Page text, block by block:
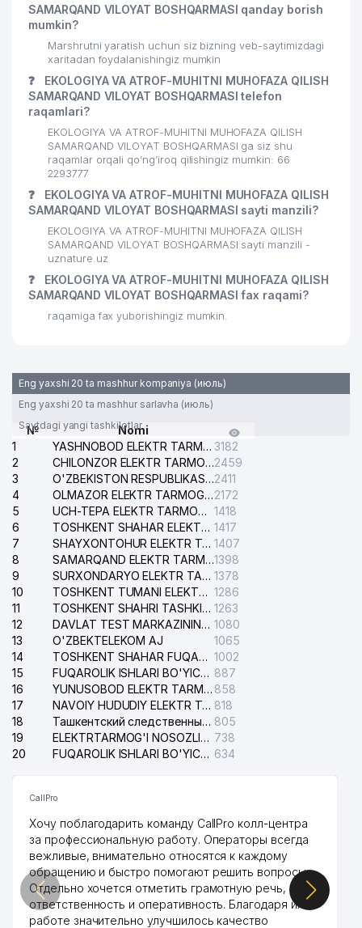
SAMARQAND VILOYAT BOSHQARMASI qanday borish
mumkin?
Marshrutni yaratish uchun siz bizning veb-saytimizdagi
xaritadan foydalanishingiz mumkin
❓
EKOLOGIYA VA ATROF-MUHITNI MUHOFAZA QILISH
SAMARQAND VILOYAT BOSHQARMASI telefon
raqamlari?
EKOLOGIYA VA ATROF-MUHITNI MUHOFAZA QILISH
SAMARQAND VILOYAT BOSHQARMASI ga siz shu
raqamlar orqali qo’ng’iroq qilishingiz mumkin: 66
2293777
❓
EKOLOGIYA VA ATROF-MUHITNI MUHOFAZA QILISH
SAMARQAND VILOYAT BOSHQARMASI sayti manzili?
EKOLOGIYA VA ATROF-MUHITNI MUHOFAZA QILISH
SAMARQAND VILOYAT BOSHQARMASI sayti manzili -
uznature.uz
❓
EKOLOGIYA VA ATROF-MUHITNI MUHOFAZA QILISH
SAMARQAND VILOYAT BOSHQARMASI fax raqami?
raqamiga fax yuborishingiz mumkin.
Eng yaxshi 20 ta mashhur kompaniya (июль)
Eng yaxshi 20 ta mashhur sarlavha (июль)
Saytdagi yangi tashkilotlar
№
Nomi
1
YASHNOBOD ELEKTR TARMOG'I NOSOZLIKLARI XIZMATI 3182
2
CHILONZOR ELEKTR TARMOG'I NOSOZLIK XIZMATI2459
3
O'ZBEKISTON RESPUBLIKASI BOSH PROKURATURASI ISHONCH TELEFONI2411
4
OLMAZOR ELEKTR TARMOG'I NOSOZLIKLARI XIZMATI2172
5
UCH-TEPA ELEKTR TARMOG'I NOSOZLIKLARI XIZMATI 1418
6
TOSHKENT SHAHAR ELEKTR TARMOQLARI KORXONASI AJ 1417
7
SHAYXONTOHUR ELEKTR TARMOG'I NOSOZLIKLARINI TUZATISH XIZMATI 1407
8
SAMARQAND ELEKTR TARMOQLARI AJ1398
9
SURXONDARYO ELEKTR TARMOQLARI AJ 1378
10
TOSHKENT TUMANI ELEKTR TARMOG'I AVARIYA XIZMATI 1286
11
TOSHKENT SHAHRI TASHKILOT TELEFONLARI HAQIDA MA'LUMOT BYUROSI 1263
12
DAVLAT TEST MARKAZINING ISHONCH TELEFONLARI 1080
13
O'ZBEKTELEKOM AJ
1065
14
TOSHKENT SHAHAR FUQAROLIK ISHLARI BO'YICHA SUDI 1002
15
FUQAROLIK ISHLARI BO'YICHA YAKKASAROY TUMANLARARO SUDI 887
16
YUNUSOBOD ELEKTR TARMOG'I NOSOZLIKLARI XIZMATI 858
17
NAVOIY HUDUDIY ELEKTR TARMOQLARI KORXONASI AJ 818
18
Ташкентский следственный изолятор 805
19
ELEKTRTARMOG'I NOSOZLIKLARINI TO'ZATISH SERGELI XIZMATI 738
20
FUQAROLIK ISHLARI BO'YICHA UCH-TEPA TUMANI SUDI 634
CallPro
Хочу поблагодарить команду CallPro колл-центра
за профессиональную работу. Операторы всегда
вежливые, внимательно относятся к каждому
обращению и быстро помогают решить вопросы.
Отдельно хочется отметить грамотную речь,
ответственность и оперативность. Благодаря их
работе значительно улучшилось качество